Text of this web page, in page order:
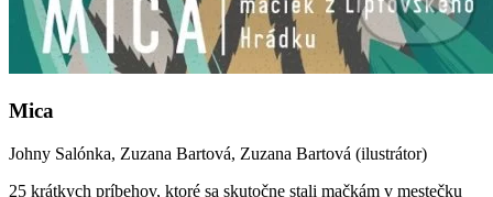
Mica
Johny Salónka, Zuzana Bartová, Zuzana Bartová (ilustrátor)
25 krátkych príbehov, ktoré sa skutočne stali mačkám v mestečku